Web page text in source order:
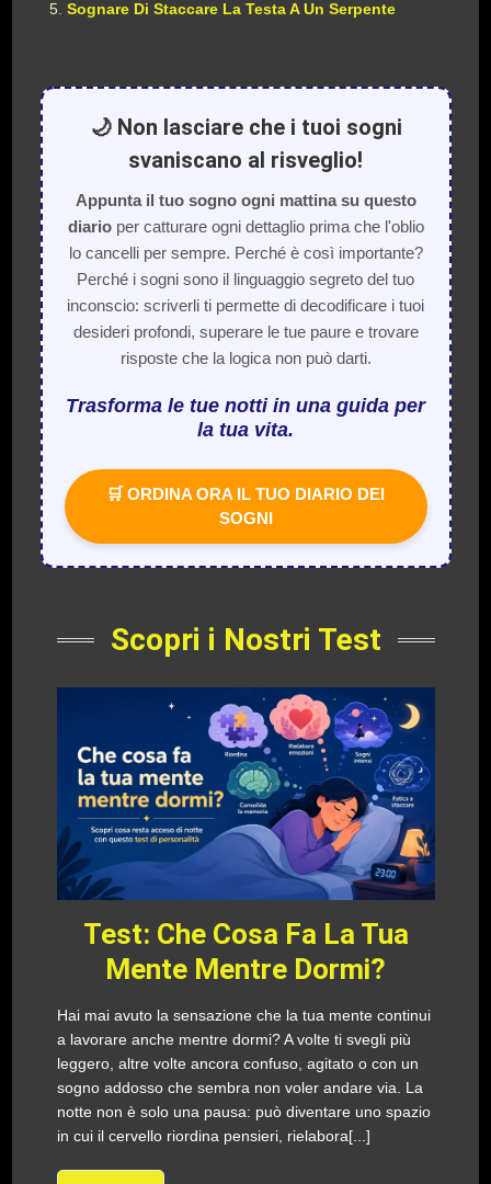
Sognare Di Staccare La Testa A Un Serpente
🌙 Non lasciare che i tuoi sogni
svaniscano al risveglio!
Appunta il tuo sogno ogni mattina su questo
diarioper catturare ogni dettaglio prima che l'oblio
lo cancelli per sempre. Perché è così importante?
Perché i sogni sono il linguaggio segreto del tuo
inconscio: scriverli ti permette di decodificare i tuoi
desideri profondi, superare le tue paure e trovare
risposte che la logica non può darti.
Trasforma le tue notti in una guida per
la tua vita.
🛒 ORDINA ORA IL TUO DIARIO DEI
SOGNI
Scopri i Nostri Test
Test: Che Cosa Fa La Tua
Mente Mentre Dormi?
Hai mai avuto la sensazione che la tua mente continui
a lavorare anche mentre dormi? A volte ti svegli più
leggero, altre volte ancora confuso, agitato o con un
sogno addosso che sembra non voler andare via. La
notte non è solo una pausa: può diventare uno spazio
in cui il cervello riordina pensieri, rielabora[...]